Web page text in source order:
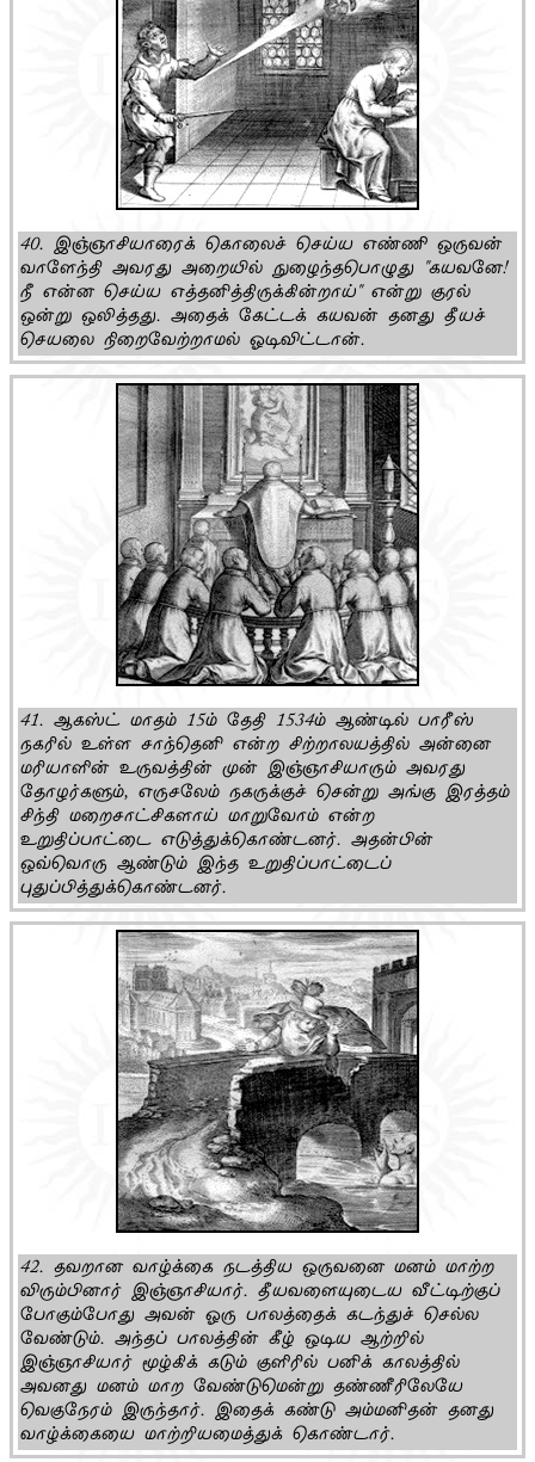
40. இஞ்ஞாசியாரைக் கொலைச் செய்ய எண்ணி ஒருவன்
வாளேந்தி அவரது அறையில் நுழைந்தபொழுது "கயவனே!
நீ என்ன செய்ய எத்தனித்திருக்கின்றாய்" என்று குரல்
ஒன்று ஒலித்தது. அதைக் கேட்டக் கயவன் தனது தீயச்
செயலை நிறைவேற்றாமல் ஓடிவிட்டான்.
41. ஆகஸ்ட் மாதம் 15ம் தேதி 1534ம் ஆண்டில் பாரீஸ்
நகரில் உள்ள சாந்தெனி என்ற சிற்றாலயத்தில் அன்னை
மரியாளின் உருவத்தின் முன் இஞ்ஞாசியாரும் அவரது
தோழர்களும், எருசலேம் நகருக்குச் சென்று அங்கு இரத்தம்
சிந்தி மறைசாட்சிகளாய் மாறுவோம் என்ற
உறுதிப்பாட்டை எடுத்துக்கொண்டனர். அதன்பின்
ஒவ்வொரு ஆண்டும் இந்த உறுதிப்பாட்டைப்
புதுப்பித்துக்கொண்டனர்.
42. தவறான வாழ்க்கை நடத்திய ஒருவனை மனம் மாற்ற
விரும்பினார் இஞ்ஞாசியார். தீயவளையுடைய வீட்டிற்குப்
போகும்போது அவன் ஓரு பாலத்தைக் கடந்துச் செல்ல
வேண்டும். அந்தப் பாலத்தின் கீழ் ஒடிய ஆற்றில்
இஞ்ஞாசியார் மூழ்கிக் கடும் குளிரில் பனிக் காலத்தில்
அவனது மனம் மாற வேண்டுமென்று தண்ணீரிலேயே
வெகுநேரம் இருந்தார். இதைக் கண்டு அம்மனிதன் தனது
வாழ்க்கையை மாற்றியமைத்துக் கொண்டார்.